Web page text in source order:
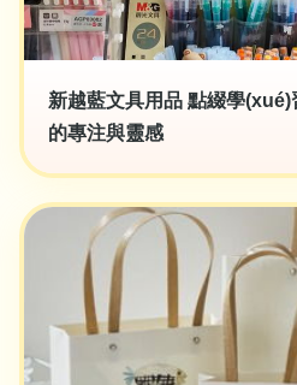
新越藍文具用品 點綴學
的專注與靈感